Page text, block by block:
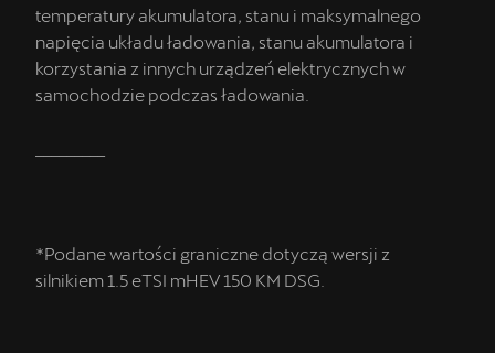
temperatury akumulatora, stanu i maksymalnego
napięcia układu ładowania, stanu akumulatora i
korzystania z innych urządzeń elektrycznych w
samochodzie podczas ładowania.
*Podane wartości graniczne dotyczą wersji z
silnikiem 1.5 eTSI mHEV 150 KM DSG.